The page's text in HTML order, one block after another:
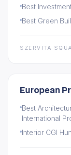
Best
Best Green
SZERVITA
European
Best
International
Interior CGI